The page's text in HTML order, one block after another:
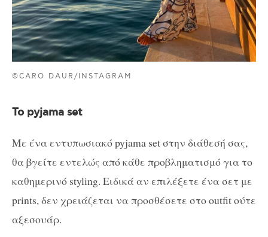
©CARO DAUR/INSTAGRAM
Το pyjama set
Με ένα εντυπωσιακό pyjama set στην διάθεσή σας,
θα βγείτε εντελώς από κάθε προβληματισμό για το
καθημερινό styling. Ειδικά αν επιλέξετε ένα σετ με
prints, δεν χρειάζεται να προσθέσετε στο outfit ούτε
αξεσουάρ.